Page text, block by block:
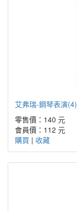
艾弗瑞-鋼琴表演(4)
零售價：140 元
會員價：112 元
購買 | 收藏